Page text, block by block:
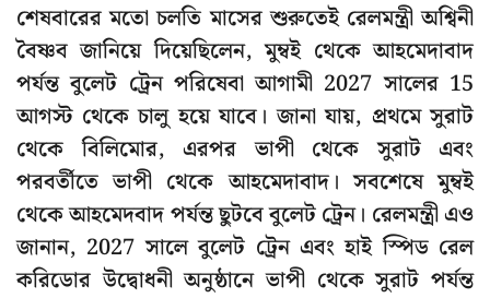
শেষবারের মতো চলতি মাসের শুরুতেই রেলমন্ত্রী অশ্বিনী
বৈষ্ণব জানিয়ে দিয়েছিলেন, মুম্বই থেকে আহমেদাবাদ
পর্যন্ত বুলেট ট্রেন পরিষেবা আগামী 2027 সালের 15
আগস্ট থেকে চালু হয়ে যাবে। জানা যায়, প্রথমে সুরাট
থেকে বিলিমোর, এরপর ভাপী থেকে সুরাট এবং
পরবর্তীতে ভাপী থেকে আহমেদাবাদ। সবশেষে মুম্বই
থেকে আহমেদবাদ পর্যন্ত ছুটবে বুলেট ট্রেন। রেলমন্ত্রী এও
জানান, 2027 সালে বুলেট ট্রেন এবং হাই স্পিড রেল
করিডোর উদ্বোধনী অনুষ্ঠানে ভাপী থেকে সুরাট পর্যন্ত